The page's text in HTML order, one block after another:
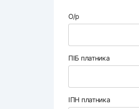
О/р
ПІБ платника
ІПН платника